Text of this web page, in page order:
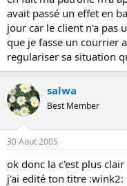
avait passé un effet en
jour car le client n'a pas
que je fasse un courrier
regulariser sa situation
salwa
Best Member
30 Aout 2005
ok donc la c'est plus clair
j'ai edité ton titre :wink2: